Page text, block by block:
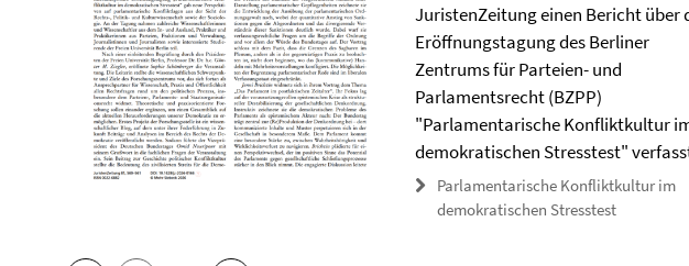
JuristenZeitung einen Bericht über
Eröffnungstagung des Berliner
Zentrums für Parteien- und
Parlamentsrecht (BZPP)
"Parlamentarische Konfliktkultur
demokratischen Stresstest"
Parlamentarische Konfliktkultur im
demokratischen Stresstest